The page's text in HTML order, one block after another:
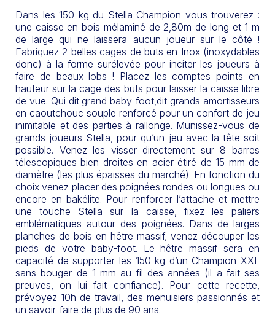
Dans les 150 kg du Stella Champion vous trouverez :
une caisse en bois mélaminé de 2,80m de long et 1 m
de large qui ne laissera aucun joueur sur le côté !
Fabriquez 2 belles cages de buts en Inox (inoxydables
donc) à la forme surélevée pour inciter les joueurs à
faire de beaux lobs ! Placez les comptes points en
hauteur sur la cage des buts pour laisser la caisse libre
de vue. Qui dit grand baby-foot,dit grands amortisseurs
en caoutchouc souple renforcé pour un confort de jeu
inimitable et des parties à rallonge. Munissez-vous de
grands joueurs Stella, pour qu’un jeu avec la tête soit
possible. Venez les visser directement sur 8 barres
télescopiques bien droites en acier étiré de 15 mm de
diamètre (les plus épaisses du marché). En fonction du
choix venez placer des poignées rondes ou longues ou
encore en bakélite. Pour renforcer l’attache et mettre
une touche Stella sur la caisse, fixez les paliers
emblématiques autour des poignées. Dans de larges
planches de bois en hêtre massif, venez découper les
pieds de votre baby-foot. Le hêtre massif sera en
capacité de supporter les 150 kg d’un Champion XXL
sans bouger de 1 mm au fil des années (il a fait ses
preuves, on lui fait confiance). Pour cette recette,
prévoyez 10h de travail, des menuisiers passionnés et
un savoir-faire de plus de 90 ans.